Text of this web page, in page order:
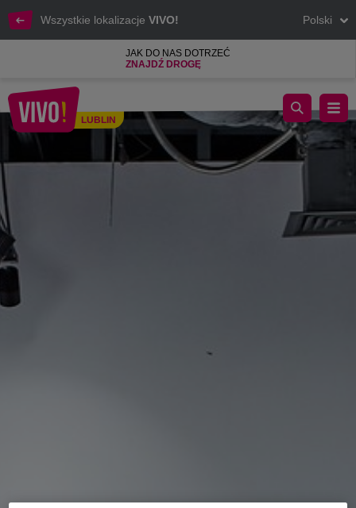
Wszystkie lokalizacje VIVO! Polski
JAK DO NAS DOTRZEĆ
ZNAJDŹ DROGĘ
LUBLIN
Nowa wystawa w Project Art Gallery w VIVO! Lublin